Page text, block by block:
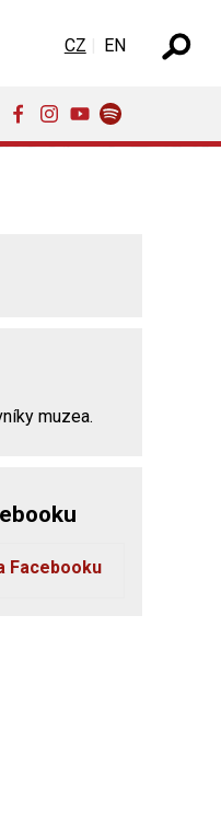
Zvolte jazyk
CZ EN
muzea.
Facebooku